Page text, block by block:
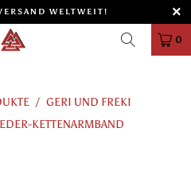
WELTWEIT!
0
/ GERI UND FREKI
KETTENARMBAND